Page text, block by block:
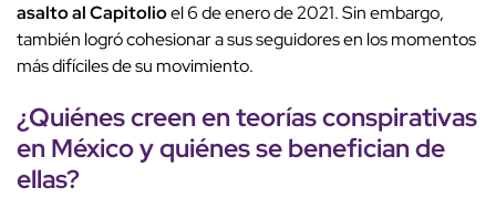
asalto al Capitolioel 6 de enero de 2021. Sin embargo,
también logró cohesionar a sus seguidores en los momentos
más difíciles de su movimiento.
¿Quiénes creen en teorías conspirativas
en México y quiénes se benefician de
ellas?